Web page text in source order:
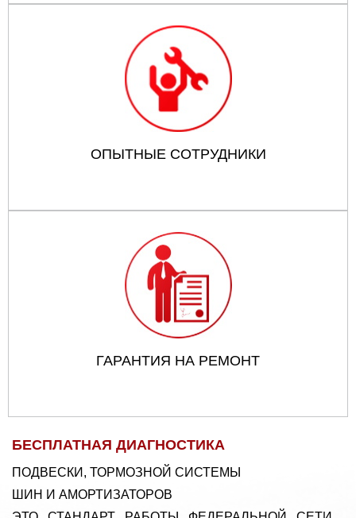
ОПЫТНЫЕ СОТРУДНИКИ
ГАРАНТИЯ НА РЕМОНТ
БЕСПЛАТНАЯ ДИАГНОСТИКА
ПОДВЕСКИ, ТОРМОЗНОЙ СИСТЕМЫ
ШИН И АМОРТИЗАТОРОВ